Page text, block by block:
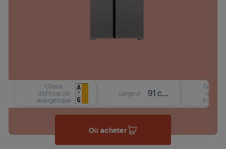
Classe
d'efficacité
énergétique
Largeur 91 cm
Type
de
froid
Où acheter